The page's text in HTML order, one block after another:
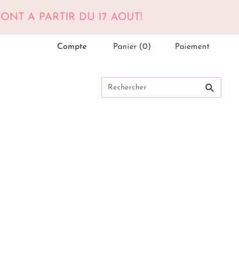
A PARTIR DU 17 AOUT!
Compte Panier (0) Paiement